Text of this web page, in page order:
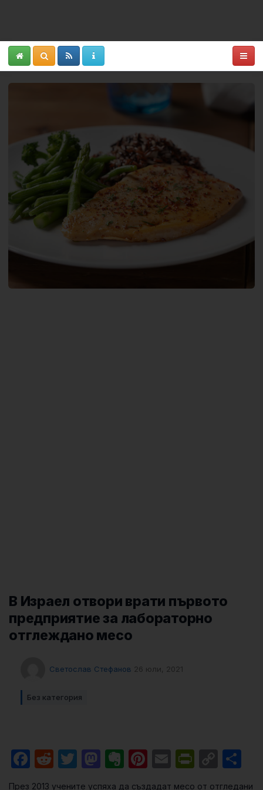
В Израел отвори врати първото
предприятие за лабораторно
отглеждано месо
Светослав Стефанов 26 юли, 2021
Без категория
Facebook
RedditTwitter
Mastodon
Evernote
Pinterest
Email
През 2013 учените успяха да създадат месо от отгледани